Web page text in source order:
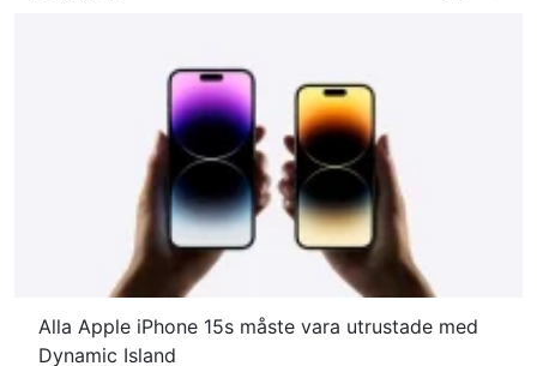
Alla Apple iPhone 15s måste vara utrustade med
Dynamic Island